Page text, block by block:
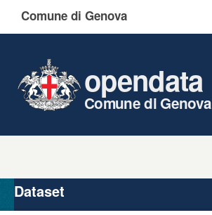
Comune di Genova
opendata
Comune di Genova
Organizzazioni
Gruppi
Dataset